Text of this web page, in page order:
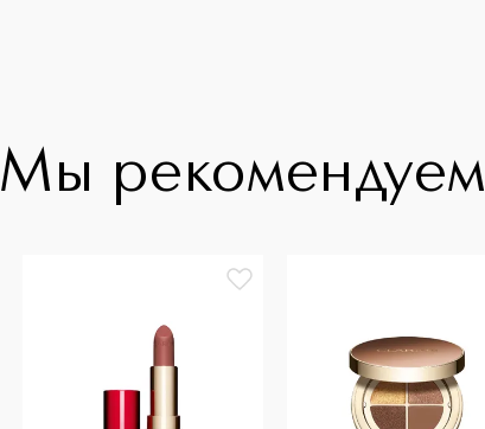
Мы рекомендуем